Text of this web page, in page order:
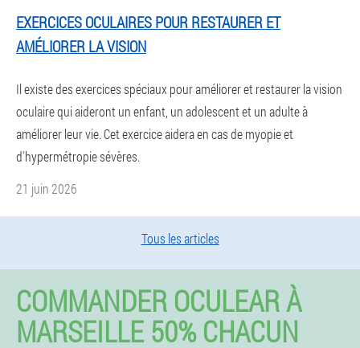
EXERCICES OCULAIRES POUR RESTAURER ET
AMÉLIORER LA VISION
Il existe des exercices spéciaux pour améliorer et restaurer la vision
oculaire qui aideront un enfant, un adolescent et un adulte à
améliorer leur vie. Cet exercice aidera en cas de myopie et
d'hypermétropie sévères.
21 juin 2026
Tous les articles
COMMANDER OCULEAR À
MARSEILLE 50% CHACUN